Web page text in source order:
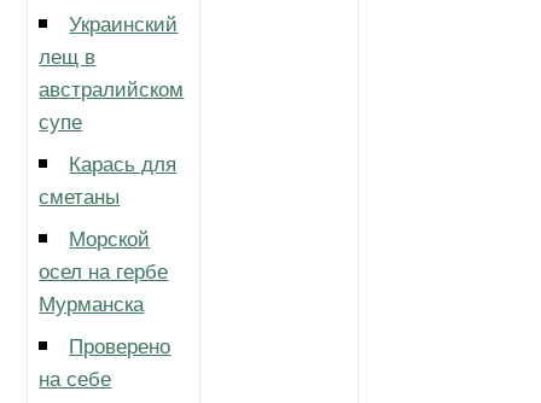
Украинский
лещ в
австралийском
супе
Карась для
сметаны
Морской
осел на гербе
Мурманска
Проверено
на себе